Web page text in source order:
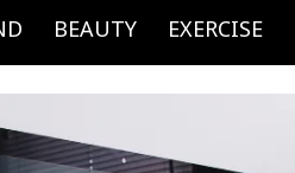
BEAUTY EXERCISE